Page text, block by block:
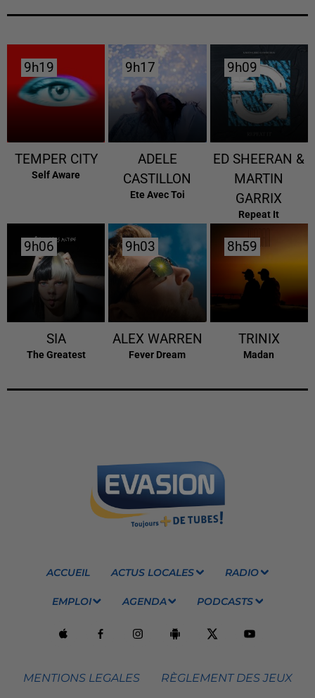
9h19
9h19
TEMPER CITY
Self Aware
9h17
9h17
ADELE
CASTILLON
Ete Avec Toi
9h09
9h09
ED SHEERAN &
MARTIN
GARRIX
Repeat It
9h06
9h06
SIA
The Greatest
9h03
9h03
ALEX WARREN
Fever Dream
8h59
8h59
TRINIX
Madan
ACCUEIL ACTUS LOCALES RADIO
EMPLOI AGENDA PODCASTS
MENTIONS LEGALES RÈGLEMENT DES JEUX